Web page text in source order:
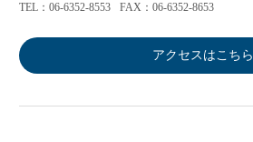
TEL：06-6352-8553
FAX：06-6352-8653
アクセスはこちら